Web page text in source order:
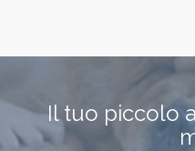
Il tuo piccolo